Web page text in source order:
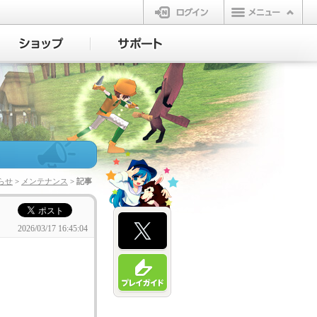
ログイン
せ > メンテナンス > 記事
2026/03/17 16:45:04